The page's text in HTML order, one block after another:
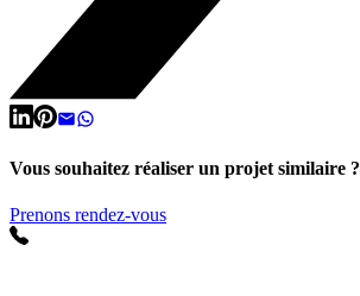
Vous souhaitez réaliser un projet similaire ?
Prenons rendez-vous